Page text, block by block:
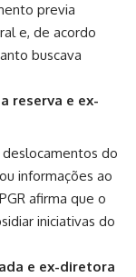
previa
e, de acordo
buscava
reserva e ex-
do
informações ao
afirma que o
iniciativas do
e ex-diretora